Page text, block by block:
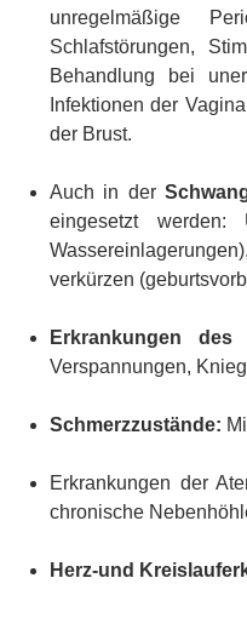
unregelmäßige
Schlafstörungen,
Behandlung bei
Infektionen der
der Brust.
Auch in der
eingesetzt werden:
verkürzen
Erkrankungen des
Verspannungen,
Schmerzzustände:
Erkrankungen der
chronische
Herz-und